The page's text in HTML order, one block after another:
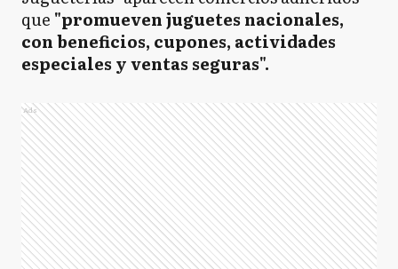
que "promueven juguetes nacionales,
con beneficios, cupones, actividades
especiales y ventas seguras".
Ads